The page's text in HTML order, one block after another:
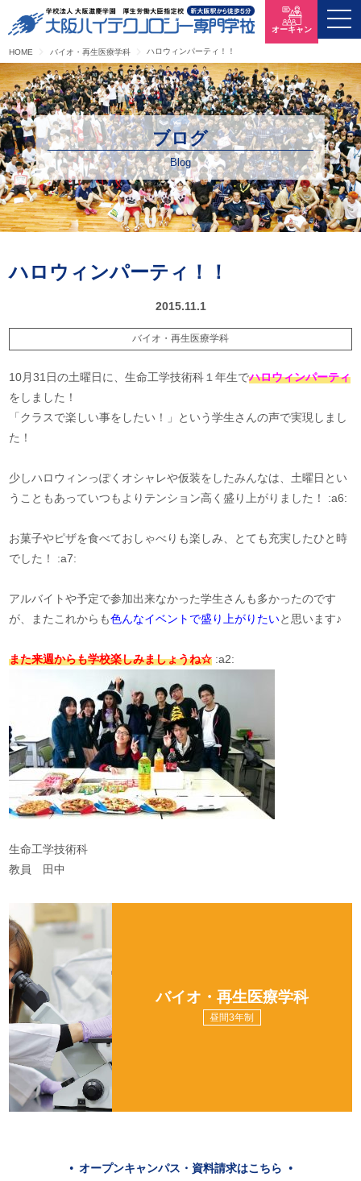
HOME バイオ・再生医療学科 ハロウィンパーティ！！
オーキャン
ブログ
Blog
ハロウィンパーティ！！
2015.11.1
バイオ・再生医療学科
10月31日の土曜日に、生命工学技術科１年生でハロウィンパーティ
をしました！
「クラスで楽しい事をしたい！」という学生さんの声で実現しまし
た！
少しハロウィンっぽくオシャレや仮装をしたみんなは、土曜日とい
うこともあっていつもよりテンション高く盛り上がりました！ :a6:
お菓子やピザを食べておしゃべりも楽しみ、とても充実したひと時
でした！ :a7:
アルバイトや予定で参加出来なかった学生さんも多かったのです
が、またこれからも色んなイベントで盛り上がりたいと思います♪
また来週からも学校楽しみましょうね☆ :a2:
生命工学技術科
教員 田中
バイオ・再生医療学科
昼間3年制
オープンキャンパス・資料請求はこちら